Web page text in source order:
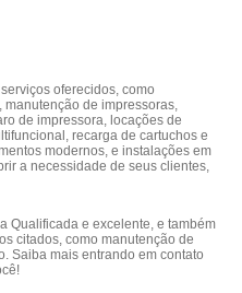
oferecidos, como
de impressoras,
de impressora, locações de
recarga de cartuchos e
modernos, e instalações em
a necessidade de seus clientes,
Qualificada e excelente, e também
citados, como manutenção de
Saiba mais entrando em contato